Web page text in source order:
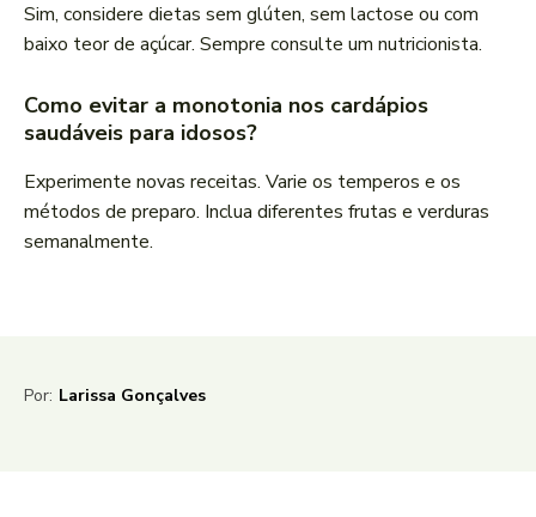
Sim, considere dietas sem glúten, sem lactose ou com
baixo teor de açúcar. Sempre consulte um nutricionista.
Como evitar a monotonia nos cardápios
saudáveis para idosos?
Experimente novas receitas. Varie os temperos e os
métodos de preparo. Inclua diferentes frutas e verduras
semanalmente.
Por: Larissa Gonçalves